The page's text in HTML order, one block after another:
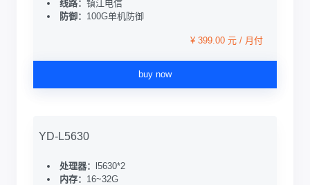
线路： 镇江电信
防御： 100G单机防御
¥ 399.00 元 / 月付
buy now
YD-L5630
处理器：
l5630*2
内存： 16~32G